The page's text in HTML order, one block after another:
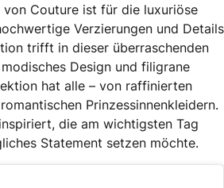
Couture ist für die luxuriöse
Verzierungen und Details
trifft in dieser überraschenden
Design und filigrane
hat alle – von raffinierten
Prinzessinnenkleidern.
die am wichtigsten Tag
Statement setzen möchte.